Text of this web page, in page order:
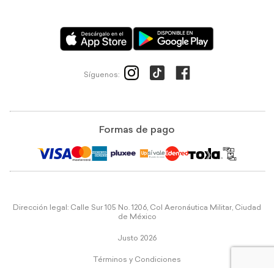
Síguenos:
Formas de pago
Dirección legal: Calle Sur 105 No. 1206, Col Aeronáutica Militar, Ciudad
de México
Justo 2026
Términos y Condiciones